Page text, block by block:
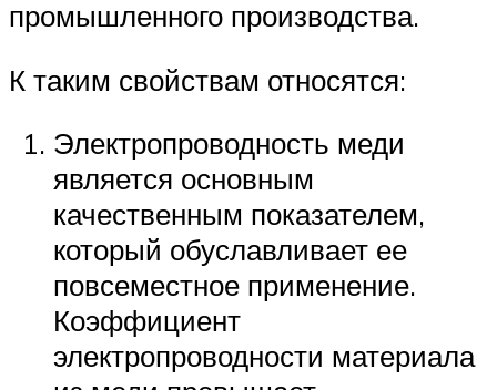
промышленного производства.
К таким свойствам относятся:
Электропроводность меди
является основным
качественным показателем,
который обуславливает ее
повсеместное применение.
Коэффициент
электропроводности материала